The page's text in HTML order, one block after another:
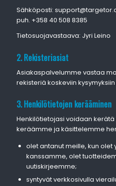
Sähköposti:
puh. +358 40 508 8385
Tietosuojavastaava: Jyri Leino
2. Rekisteriasiat
Asiakaspalvelumme vastaa
rekisteriä koskeviin
3. Henkilötietojen kerääminen
Henkilötietojasi voidaan
keräämme ja käsittelemme
olet antanut meille, kun olet
kanssamme, olet
uutiskirjeemme;
syntyvät verkkosivulla